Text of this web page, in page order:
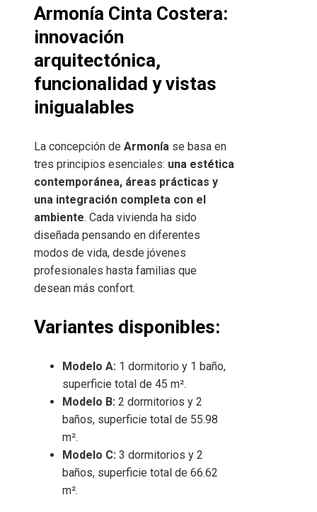
Armonía Cinta Costera:
innovación
arquitectónica,
funcionalidad y vistas
inigualables
La concepción de Armonía se basa en
tres principios esenciales: una estética
contemporánea, áreas prácticas y
una integración completa con el
ambiente. Cada vivienda ha sido
diseñada pensando en diferentes
modos de vida, desde jóvenes
profesionales hasta familias que
desean más confort.
Variantes disponibles:
Modelo A: 1 dormitorio y 1 baño,
superficie total de 45 m².
Modelo B: 2 dormitorios y 2
baños, superficie total de 55.98
m².
Modelo C: 3 dormitorios y 2
baños, superficie total de 66.62
m².